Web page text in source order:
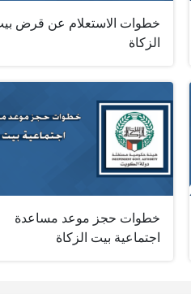
خطوات الاستعلام عن قرض
الزكاة
خطوات حجز موعد مساعدة
اجتماعية بيت الزكاة